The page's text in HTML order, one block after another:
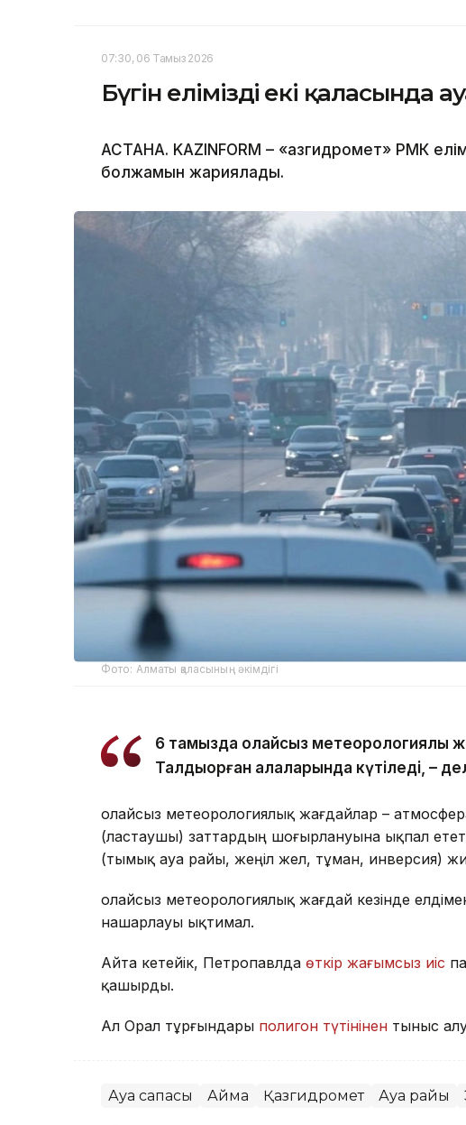
07:30, 06 Тамыз 2026
Бүгін еліміздің екі
АСТАНА. KAZINFORM – «Қазгидромет» РМК
болжамын жариялады.
Фото: Алматы қаласының әкімдігі
6 тамызда қолайсыз метеорологиялық
Талдықорған қалаларында күтіледі, –
Қолайсыз метеорологиялық жағдайлар –
(ластаушы) заттардың шоғырлануына ықпал
(тымық ауа райы, жеңіл жел, тұман, инверсия)
Қолайсыз метеорологиялық жағдай кезінде
нашарлауы ықтимал.
Айта кетейік, Петропавлда өткір жағымсыз иіс
қашырды.
Ал Орал тұрғындары полигон түтінінен тыныс
Ауа сапасы Аймақ Қазгидромет Ауа райы